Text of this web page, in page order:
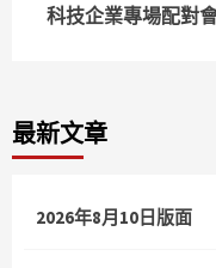
科技企業專場配對
最新文章
2026年8月10日版面